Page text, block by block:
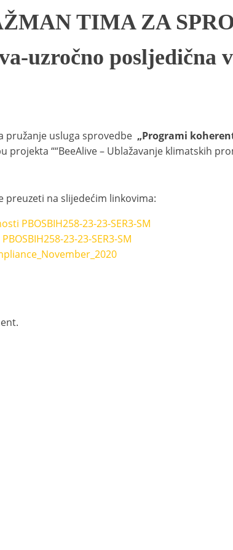
TIMA ZA
uzročno posljedična
pružanje usluga sprovedbe „Programi
projekta ““BeeAlive – Ublažavanje klimatskih
preuzeti na slijedećim linkovima:
PBOSBIH258-23-23-SER3-SM
23-23-SER3-SM